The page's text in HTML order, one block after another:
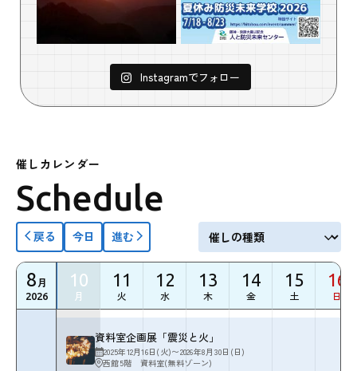
Instagramでフォロー
催しカレンダー
Schedule
戻る 今日 進む
8 月
2026
10
月
11
火
12
水
13
木
14
金
15
土
16
日
資料室企画展「震災と火」
2025年12月16日(火)〜2026年8月30日(日)
西館5階 資料室(無料ゾーン)